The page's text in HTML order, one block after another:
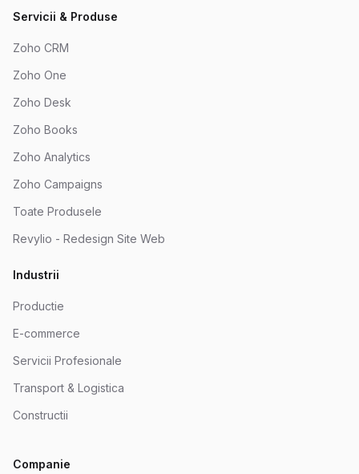
Servicii & Produse
Zoho CRM
Zoho One
Zoho Desk
Zoho Books
Zoho Analytics
Zoho Campaigns
Toate Produsele
Revylio - Redesign Site Web
Industrii
Productie
E-commerce
Servicii Profesionale
Transport & Logistica
Constructii
Companie